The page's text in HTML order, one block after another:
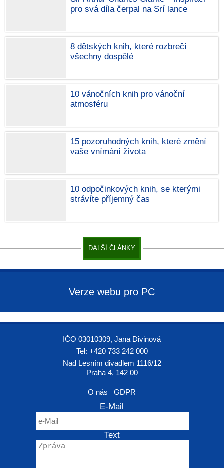
pro svá díla čerpal na Srí lance
8 dětských knih, které rozbrečí
všechny dospělé
10 vánočních knih pro vánoční
atmosféru
15 pozoruhodných knih, které změní
vaše vnímání života
10 odpočinkových knih, se kterými
strávíte příjemný čas
DALŠÍ ČLÁNKY
Verze webu pro PC
IČO 03010309, Jana Divinová
Tel: +420 733 242 000
Nad Lesním divadlem 1116/12
Praha 4, 142 00
O nás GDPR
E-Mail
Text